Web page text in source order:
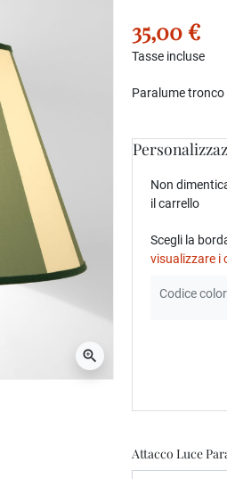
zoom_in
35,00 €
Tasse incluse
Paralume
Non
il carrello
Scegli la
visualizzare i
Attacco Luce